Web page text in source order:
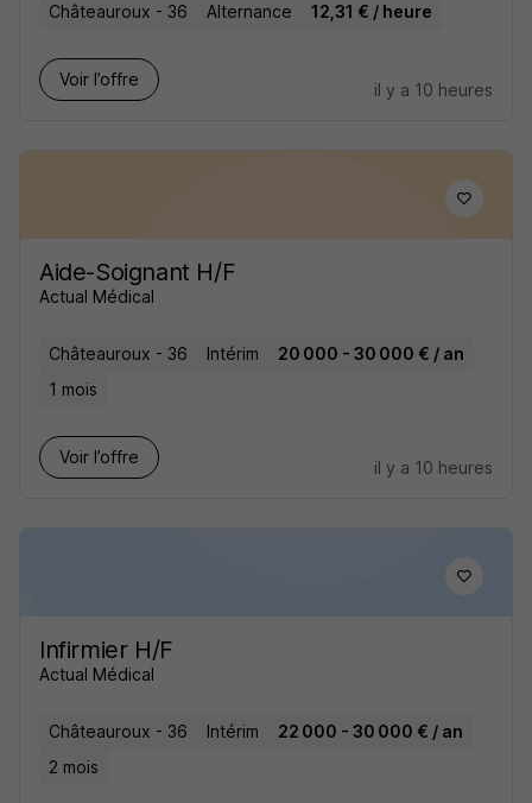
Châteauroux - 36 Alternance 12,31 € / heure
Voir l’offre
il y a 10 heures
Aide-Soignant H/F
Actual Médical
Châteauroux - 36 Intérim
20 000 - 30 000 € / an
1 mois
Voir l’offre
il y a 10 heures
Infirmier H/F
Actual Médical
Châteauroux - 36 Intérim
22 000 - 30 000 € / an
2 mois